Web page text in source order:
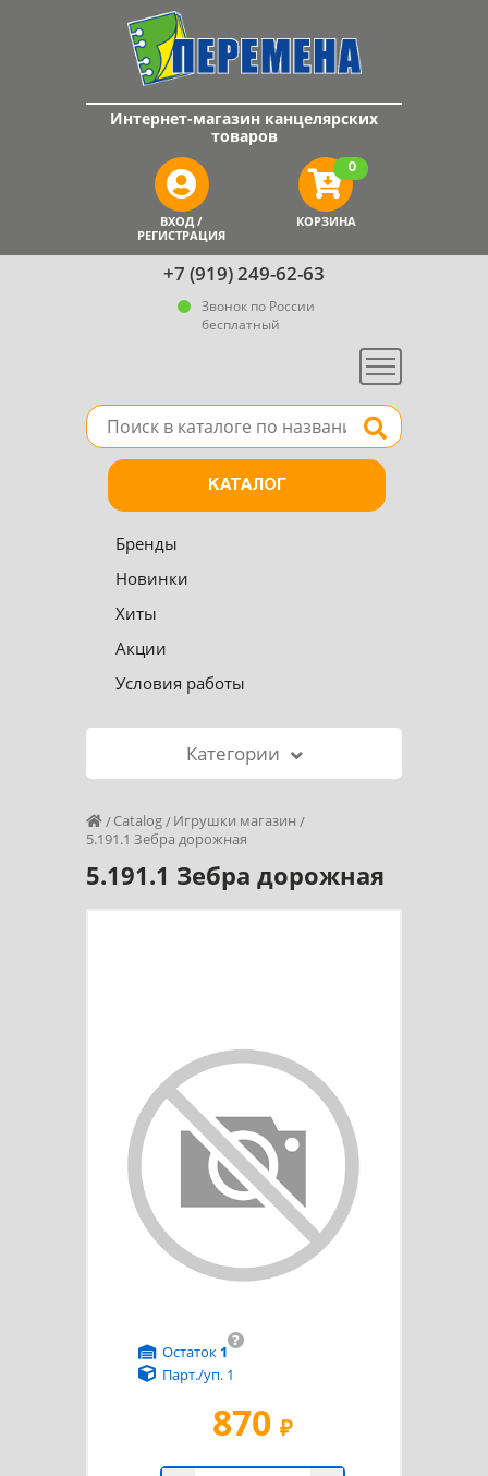
+7 (919) 249-62-63
Звонок по России
бесплатный
Меню
Интернет-магазин канцелярских
товаров
ВХОД /
РЕГИСТРАЦИЯ
КОРЗИНА
0
Поле для поиска товара в каталоге Найти
КАТАЛОГ
Бренды
Новинки
Хиты
Акции
Условия работы
Категории
Catalog
Игрушки магазин
5.191.1 Зебра дорожная
5.191.1 Зебра дорожная
870 ₽
?
Остаток 1
Парт./уп. 1